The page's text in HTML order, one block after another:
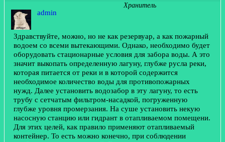
admin
Хранитель
Здравствуйте, можно, но не как резервуар, а как пожарный
водоем со всеми вытекающими. Однако, необходимо будет
оборудовать стационарные условия для забора воды. А это
значит выкопать определенную лагуну, глубже русла реки,
которая питается от реки и в которой содержится
необходимое количество воды для противопожарных
нужд. Далее установить водозабор в эту лагуну, то есть
трубу с сетчатым фильтром-насадкой, погруженную
глубже уровня промерзания. На суше установить некую
насосную станцию или гидрант в отапливаемом помещени.
Для этих целей, как правило применяют отапливаемый
контейнер. То есть можно конечно, при соблюдении